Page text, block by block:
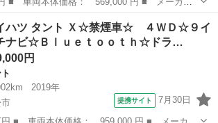
名： キャスト ■ グレード名： アクティ
Ｒ１０／５ ☆ナビ☆ＣＤ☆ＵＳＢ☆バックカ
キャスト
ハツ タント Ｘ☆禁煙車☆ ４ＷＤ☆９イ
ナビ☆Ｂｌｕｅｔｏｏｔｈ☆ドラ…
円
2019年
提携サイト 7月30日